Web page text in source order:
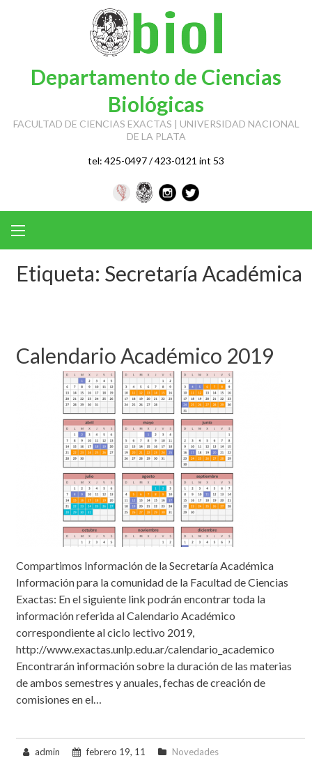
Departamento de Ciencias
Biológicas
FACULTAD DE CIENCIAS EXACTAS | UNIVERSIDAD NACIONAL
DE LA PLATA
tel: 425-0497 / 423-0121 int 53
Etiqueta: Secretaría Académica
Calendario Académico 2019
Compartimos Información de la Secretaría Académica
Información para la comunidad de la Facultad de Ciencias
Exactas: En el siguiente link podrán encontrar toda la
información referida al Calendario Académico
correspondiente al ciclo lectivo 2019,
http://www.exactas.unlp.edu.ar/calendario_academico
Encontrarán información sobre la duración de las materias
de ambos semestres y anuales, fechas de creación de
comisiones en el…
admin febrero 19, 11 Novedades